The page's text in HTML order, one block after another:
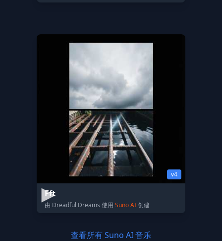
v4
Fft
由 Dreadful Dreams 使用 Suno AI创建
查看所有 Suno AI 音乐